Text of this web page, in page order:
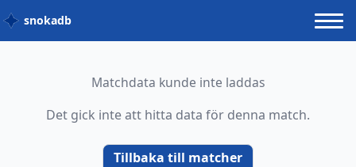
snokadb
Matchdata kunde inte laddas
Det gick inte att hitta data för denna match.
Tillbaka till matcher